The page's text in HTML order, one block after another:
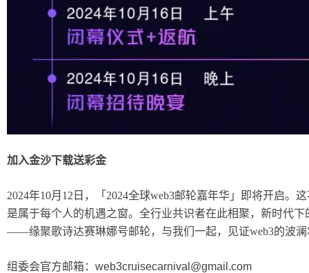
加入金沙下载送彩金
2024年10月12日，「2024全球web3邮轮嘉年华」即将开启。
是属于每个人的机遇之窗。全行业共识者在此相聚，新时代
——缘聚歌诗达赛琳娜号邮轮，与我们一起，见证web3的波澜
组委会官方邮箱： web3cruisecarnival@gmail.com